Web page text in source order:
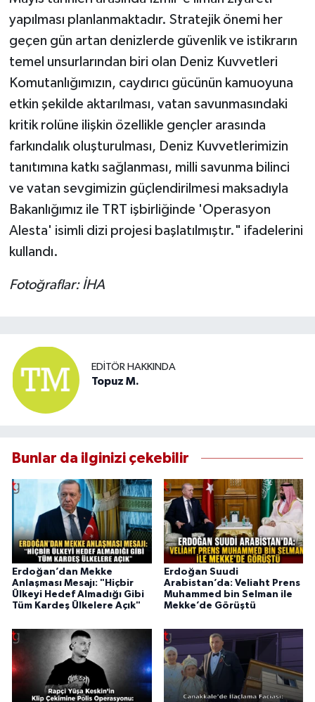
yapılması planlanmaktadır. Stratejik önemi her
geçen gün artan denizlerde güvenlik ve istikrarın
temel unsurlarından biri olan Deniz Kuvvetleri
Komutanlığımızın, caydırıcı gücünün kamuoyuna
etkin şekilde aktarılması, vatan savunmasındaki
kritik rolüne ilişkin özellikle gençler arasında
farkındalık oluşturulması, Deniz Kuvvetlerimizin
tanıtımına katkı sağlanması, milli savunma bilinci
ve vatan sevgimizin güçlendirilmesi maksadıyla
Bakanlığımız ile TRT işbirliğinde 'Operasyon
Alesta' isimli dizi projesi başlatılmıştır." ifadelerini
kullandı.
Fotoğraflar: İHA
EDITÖR HAKKINDA
Topuz M.
Bunlar da ilginizi çekebilir
Erdoğan’dan Mekke
Anlaşması Mesajı: "Hiçbir
Ülkeyi Hedef Almadığı Gibi
Tüm Kardeş Ülkelere Açık"
Erdoğan Suudi
Arabistan’da: Veliaht Prens
Muhammed bin Selman ile
Mekke’de Görüştü